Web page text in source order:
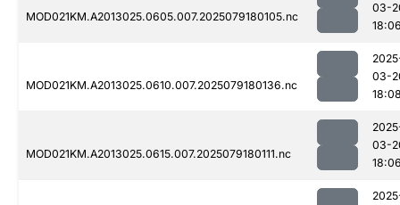
MOD021KM.A2013025.0605.007.2025079180105.nc
03-
MOD021KM.A2013025.0610.007.2025079180136.nc
03-
MOD021KM.A2013025.0615.007.2025079180111.nc
03-